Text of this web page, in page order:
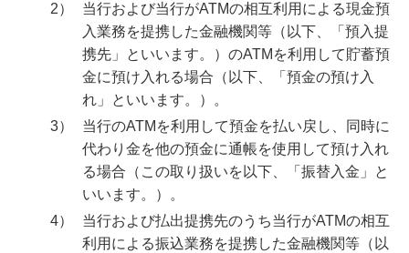
Pay-easy（ペイジー）口座振替受付サービス取引
規定
Pay-easy（ペイジー）税金・料金払込みサービス
ATM取引規定
みずほ総合口座取引規定
2）
当行および当行がATMの相互利用による現金預
入業務を提携した金融機関等（以下、「預入提
携先」といいます。）のATMを利用して貯蓄預
金に預け入れる場合（以下、「預金の預け入
れ」といいます。）。
3）
当行のATMを利用して預金を払い戻し、同時に
代わり金を他の預金に通帳を使用して預け入れ
る場合（この取り扱いを以下、「振替入金」と
いいます。）。
4）
当行および払出提携先のうち当行がATMの相互
利用による振込業務を提携した金融機関等（以